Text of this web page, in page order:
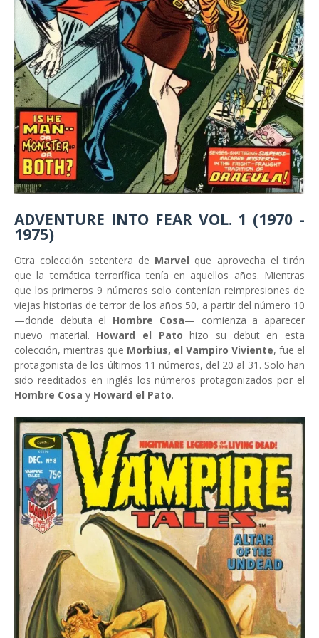
ADVENTURE INTO FEAR VOL. 1 (1970 -
1975)
Otra colección setentera de Marvel que aprovecha el tirón
que la temática terrorífica tenía en aquellos años. Mientras
que los primeros 9 números solo contenían reimpresiones de
viejas historias de terror de los años 50, a partir del número 10
—donde debuta el Hombre Cosa— comienza a aparecer
nuevo material. Howard el Pato hizo su debut en esta
colección, mientras que Morbius, el Vampiro Viviente, fue el
protagonista de los últimos 11 números, del 20 al 31. Solo han
sido reeditados en inglés los números protagonizados por el
Hombre Cosa y Howard el Pato.